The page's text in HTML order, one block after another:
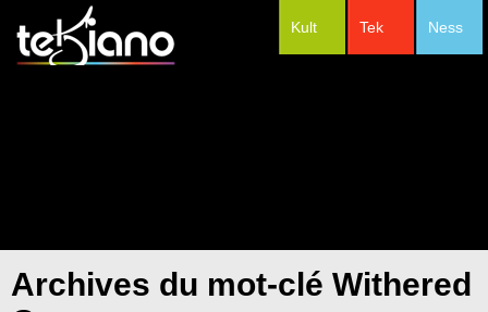
Ness
Tek
Kult
Archives du mot-clé Withered